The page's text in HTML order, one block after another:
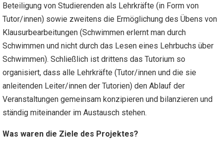
Beteiligung von Studierenden als Lehrkräfte (in Form von
Tutor/innen) sowie zweitens die Ermöglichung des Übens von
Klausurbearbeitungen (Schwimmen erlernt man durch
Schwimmen und nicht durch das Lesen eines Lehrbuchs über
Schwimmen). Schließlich ist drittens das Tutorium so
organisiert, dass alle Lehrkräfte (Tutor/innen und die sie
anleitenden Leiter/innen der Tutorien) den Ablauf der
Veranstaltungen gemeinsam konzipieren und bilanzieren und
ständig miteinander im Austausch stehen.
Was waren die Ziele des Projektes?